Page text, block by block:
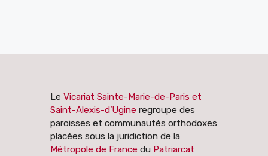
Le Vicariat Sainte-Marie-de-Paris et
Saint-Alexis-d’Ugine regroupe des
paroisses et communautés orthodoxes
placées sous la juridiction de la
Métropole de France du Patriarcat